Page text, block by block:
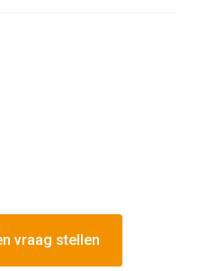
vraag stellen